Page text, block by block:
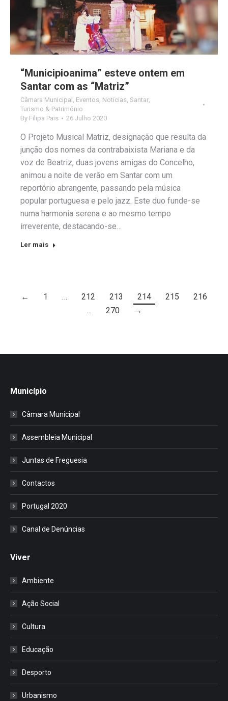
“Municipioanima” esteve ontem em
Santar com as “Matriz”
Câmara Municipal Eventos Notícias Santar
Turismo & Património
By Filipa Pais 26 Julho 2020
O Projeto Musical Matriz, designação que resulta da
junção dos nomes da contrabaixista Mariana e da
voz de Beatriz, duas jovens amigas do Concelho,
animou a noite de verão em Santar com um
reportório abrangente, passando pela música
popular portuguesa e pelo jazz. Este duo funde-se
numa harmonia serena e ao mesmo tempo
irreverente, destacando-se…
Ler mais
← 1 … 212 213 214 215
216
…
270 →
Município
Câmara Municipal
Assembleia Municipal
Juntas de Freguesia
Contactos
Portugal 2020
Canal de Denúncias
Viver
Ambiente
Ação Social
Cultura
Educação
Desporto
Urbanismo